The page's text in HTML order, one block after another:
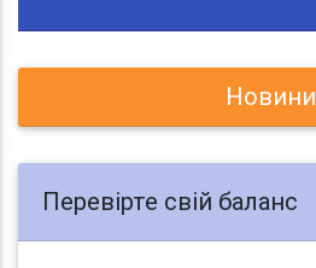
Новини
Перевірте свій баланс